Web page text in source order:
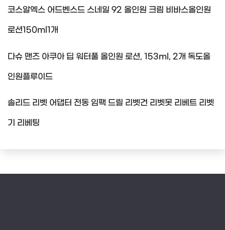
코스알엑스 어드벤스드 스네일 92 올인원 크림 비바스올인원
로션150ml1개
다슈 맨즈 아쿠아 딥 워터풀 올인원 로션, 153ml, 2개 독도올
인원플루이드
솔리드 리벳 어댑터 전동 임팩 드릴 리벳건 리벳못 리베트 리벳
기 리베팅